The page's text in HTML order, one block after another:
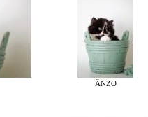
ÄNZO